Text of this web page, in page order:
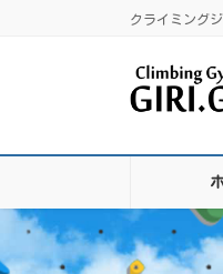
クライミング